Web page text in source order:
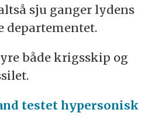
sju ganger lydens
departementet.
både krigsskip og
testet hypersonisk